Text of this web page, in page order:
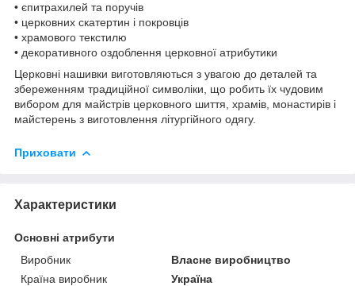
• єпитрахилей та поручів
• церковних скатертин і покровців
• храмового текстилю
• декоративного оздоблення церковної атрибутики
Церковні нашивки виготовляються з увагою до деталей та
збереженням традиційної символіки, що робить їх чудовим
вибором для майстрів церковного шиття, храмів, монастирів і
майстерень з виготовлення літургійного одягу.
Приховати
Характеристики
Основні атрибути
Виробник
Власне виробництво
Країна виробник
Україна